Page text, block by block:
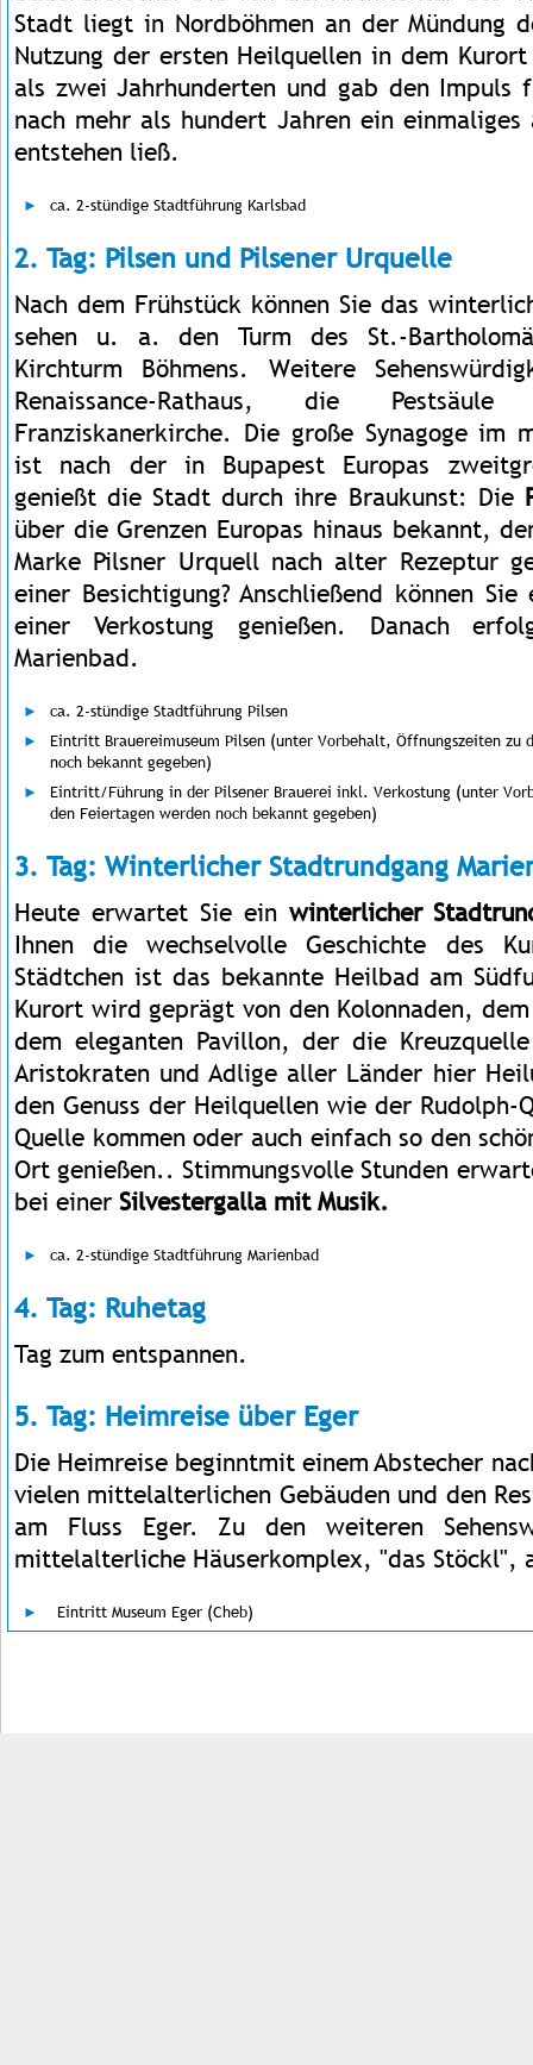
Stadt liegt in Nordböhmen an der Mündung
Nutzung der ersten Heilquellen in dem
als zwei Jahrhunderten und gab den
nach mehr als hundert Jahren ein einmaliges
entstehen ließ.
ca. 2-stündige Stadtführung Karlsbad
2. Tag: Pilsen und Pilsener Urquelle
Nach dem Frühstück können Sie das
sehen u. a. den Turm des St.-
Kirchturm Böhmens. Weitere
Renaissance-Rathaus, die
Franziskanerkirche. Die große Synagoge im
ist nach der in Bupapest Europas
genießt die Stadt durch ihre Braukunst: Die
über die Grenzen Europas hinaus bekannt,
Marke Pilsner Urquell nach alter Rezeptur
einer Besichtigung? Anschließend können
einer Verkostung genießen.
Danach
Marienbad.
ca. 2-stündige Stadtführung Pilsen
Eintritt Brauereimuseum Pilsen (unter Vorbehalt, Öffnungszeiten zu
noch bekannt gegeben)
Eintritt/Führung in der Pilsener Brauerei inkl. Verkostung (unter
den Feiertagen werden noch bekannt gegeben)
3. Tag: Winterlicher Stadtrundgang
Heute erwartet Sie ein winterlicher
Ihnen die wechselvolle Geschichte des
Städtchen ist das bekannte Heilbad am
Kurort wird geprägt von den Kolonnaden,
dem eleganten Pavillon, der die
Aristokraten und Adlige aller Länder hier
den Genuss der Heilquellen wie der Rudolph-
Quelle kommen oder auch einfach so den
Ort genießen.. Stimmungsvolle Stunden
bei einer Silvestergalla mit Musik.
ca. 2-stündige Stadtführung Marienbad
4. Tag: Ruhetag
Tag zum entspannen.
5. Tag: Heimreise über Eger
Die Heimreise beginntmit einem Abstecher
vielen mittelalterlichen Gebäuden und den
am Fluss Eger. Zu den weiteren
mittelalterliche Häuserkomplex, "das Stöckl",
Eintritt Museum Eger (Cheb)